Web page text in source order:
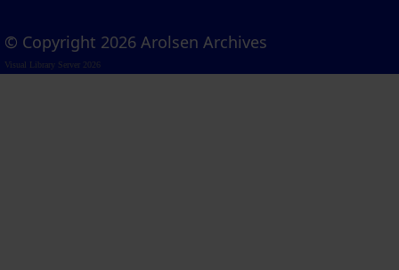
© Copyright 2026 Arolsen Archives
Visual Library Server 2026